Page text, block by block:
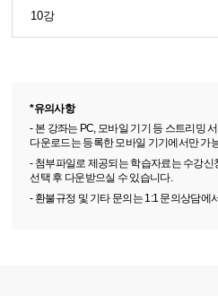
10강
*유의사항
- 본 강좌는 PC, 모바일 기기 등 스트리밍
다운로드는 등록한 모바일 기기에서만 가
- 첨부파일로 제공되는 학습자료는 수강신
선택 후 다운받으실 수 있습니다.
- 환불규정 및 기타 문의는 1:1 문의상담에